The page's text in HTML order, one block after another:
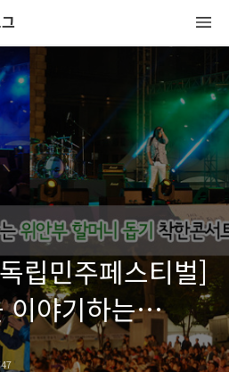
립민주페스티벌]
이야기하는
돕기 착한 콘서트